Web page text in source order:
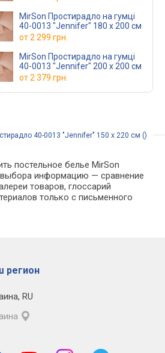
MirSon Простирадло на гумці
40-0013 "Jennifer" 180 х 200 см
от2 299 грн.
MirSon Простирадло на гумці
40-0013 "Jennifer" 200 х 200 см
от2 379 грн.
40-0013 "Jennifer" 150 х 220 см ()
постельное белье MirSon
выбора информацию — сравнение
товаров, глоссарий
только с письменного
регион
, RU